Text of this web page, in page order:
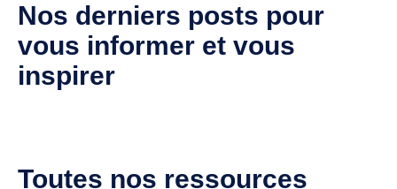
Nos derniers posts pour
vous informer et vous
inspirer
Toutes nos ressources